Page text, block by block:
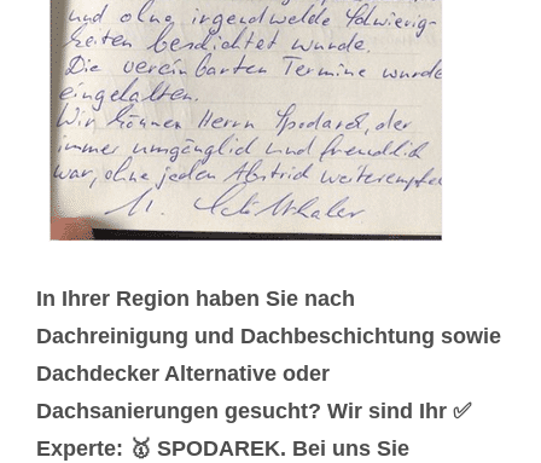
In Ihrer Region haben Sie nach
Dachreinigung und Dachbeschichtung sowie
Dachdecker Alternative oder
Dachsanierungen gesucht? Wir sind Ihr ✅
Experte: 🥇 SPODAREK. Bei uns Sie